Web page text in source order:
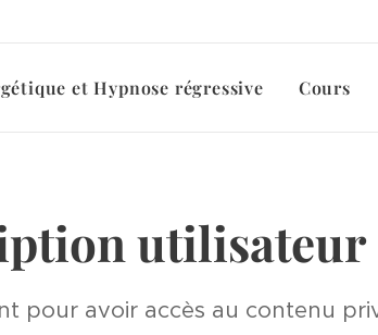
et Hypnose régressive Cours
utilisateur
pour avoir accès au contenu